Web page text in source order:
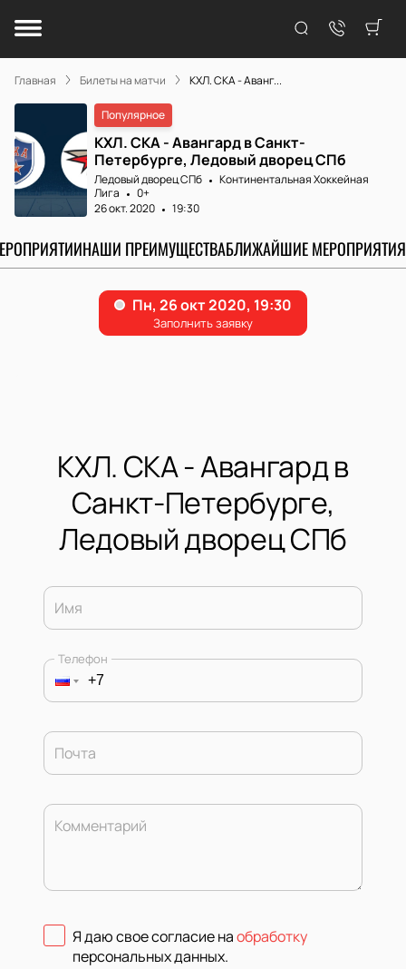
Главная Билеты на матчи КХЛ. СКА - Аванг...
Популярное
КХЛ. СКА - Авангард в Санкт-
Петербурге, Ледовый дворец СПб
Ледовый дворец СПб
Континентальная Хоккейная
Лига
0+
26 окт. 2020
19:30
НАШИ ПРЕИМУЩЕСТВАБЛИЖАЙШИЕ МЕРОПРИЯТИЯ
КХЛ. СКА - Авангард в
Санкт-Петербурге,
Ледовый дворец СПб
Имя
Телефон
Почта
Комментарий
Я даю свое согласие наобработку
персональных данных.